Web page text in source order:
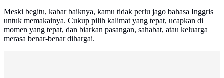
Meski begitu, kabar baiknya, kamu tidak perlu jago bahasa Inggris
untuk memakainya. Cukup pilih kalimat yang tepat, ucapkan di
momen yang tepat, dan biarkan pasangan, sahabat, atau keluarga
merasa benar-benar dihargai.